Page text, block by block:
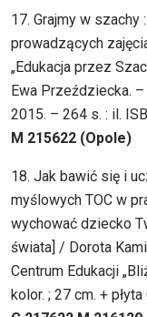
17. Grajmy w
prowadzących
„Edukacja przez
Ewa Przeździecka.
2015. – 264 s. : il.
M 215622 (Opole)
18. Jak bawić się i
myślowych TOC w
wychować dziecko
świata] / Dorota
Centrum Edukacji
kolor. ; 27 cm. +